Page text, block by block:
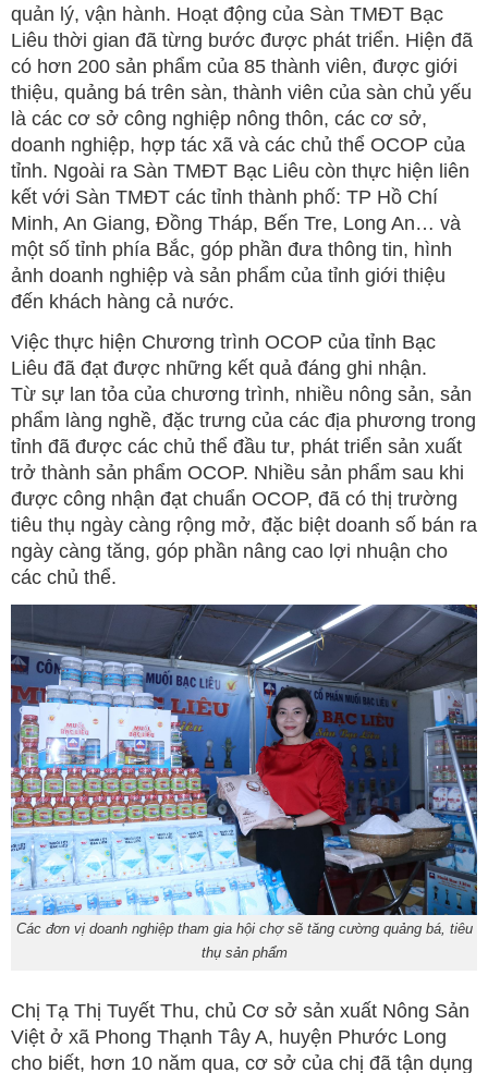
quản lý, vận hành. Hoạt động của Sàn TMĐT Bạc
Liêu thời gian đã từng bước được phát triển. Hiện đã
có hơn 200 sản phẩm của 85 thành viên, được giới
thiệu, quảng bá trên sàn, thành viên của sàn chủ yếu
là các cơ sở công nghiệp nông thôn, các cơ sở,
doanh nghiệp, hợp tác xã và các chủ thể OCOP của
tỉnh. Ngoài ra Sàn TMĐT Bạc Liêu còn thực hiện liên
kết với Sàn TMĐT các tỉnh thành phố: TP Hồ Chí
Minh, An Giang, Đồng Tháp, Bến Tre, Long An… và
một số tỉnh phía Bắc, góp phần đưa thông tin, hình
ảnh doanh nghiệp và sản phẩm của tỉnh giới thiệu
đến khách hàng cả nước.
Việc thực hiện Chương trình OCOP của tỉnh Bạc
Liêu đã đạt được những kết quả đáng ghi nhận.
Từ sự lan tỏa của chương trình, nhiều nông sản, sản
phẩm làng nghề, đặc trưng của các địa phương trong
tỉnh đã được các chủ thể đầu tư, phát triển sản xuất
trở thành sản phẩm OCOP. Nhiều sản phẩm sau khi
được công nhận đạt chuẩn OCOP, đã có thị trường
tiêu thụ ngày càng rộng mở, đặc biệt doanh số bán ra
ngày càng tăng, góp phần nâng cao lợi nhuận cho
các chủ thể.
Các đơn vị doanh nghiệp tham gia hội chợ sẽ tăng cường quảng bá, tiêu
thụ sản phẩm
Chị Tạ Thị Tuyết Thu, chủ Cơ sở sản xuất Nông Sản
Việt ở xã Phong Thạnh Tây A, huyện Phước Long
cho biết, hơn 10 năm qua, cơ sở của chị đã tận dụng